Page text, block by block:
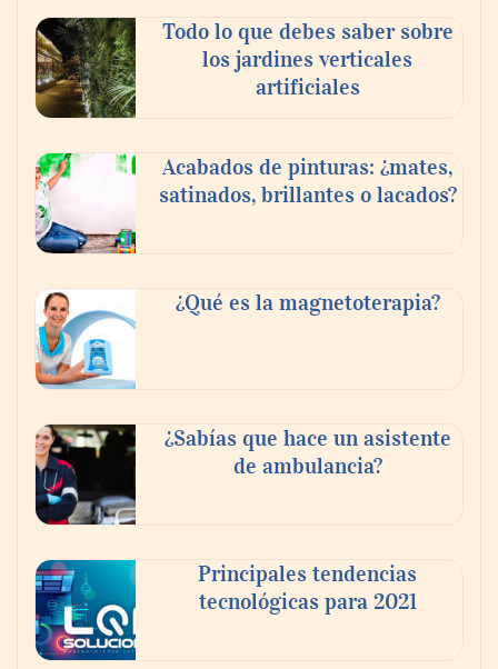
buscan proyectar talento mexicano y
fortalecer el turismo médico
En el Día de la Cerveza, Grupo Modelo
Todo lo que debes saber sobre
los jardines verticales
artificiales
Acabados de pinturas: ¿mates,
satinados, brillantes o lacados?
¿Qué es la magnetoterapia?
¿Sabías que hace un asistente
de ambulancia?
Principales tendencias
tecnológicas para 2021